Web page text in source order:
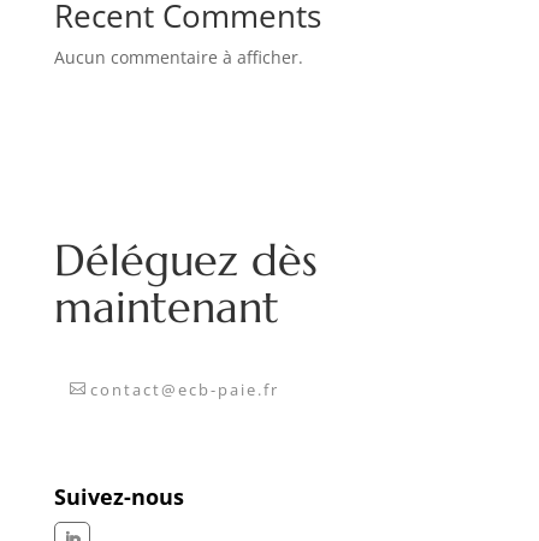
Recent Comments
Aucun commentaire à afficher.
Déléguez dès
maintenant
contact@ecb-paie.fr
Suivez-nous